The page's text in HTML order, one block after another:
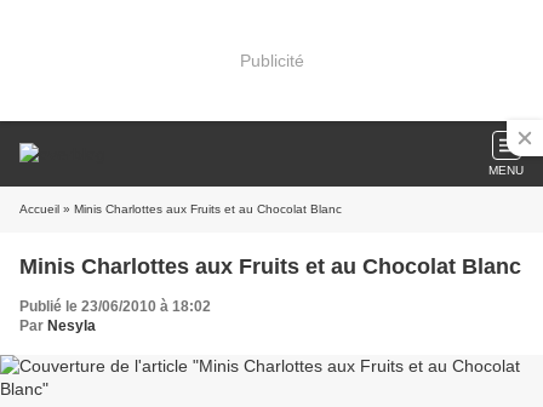
Publicité
MENU
Accueil » Minis Charlottes aux Fruits et au Chocolat Blanc
Minis Charlottes aux Fruits et au Chocolat Blanc
Publié le 23/06/2010 à 18:02
Par Nesyla